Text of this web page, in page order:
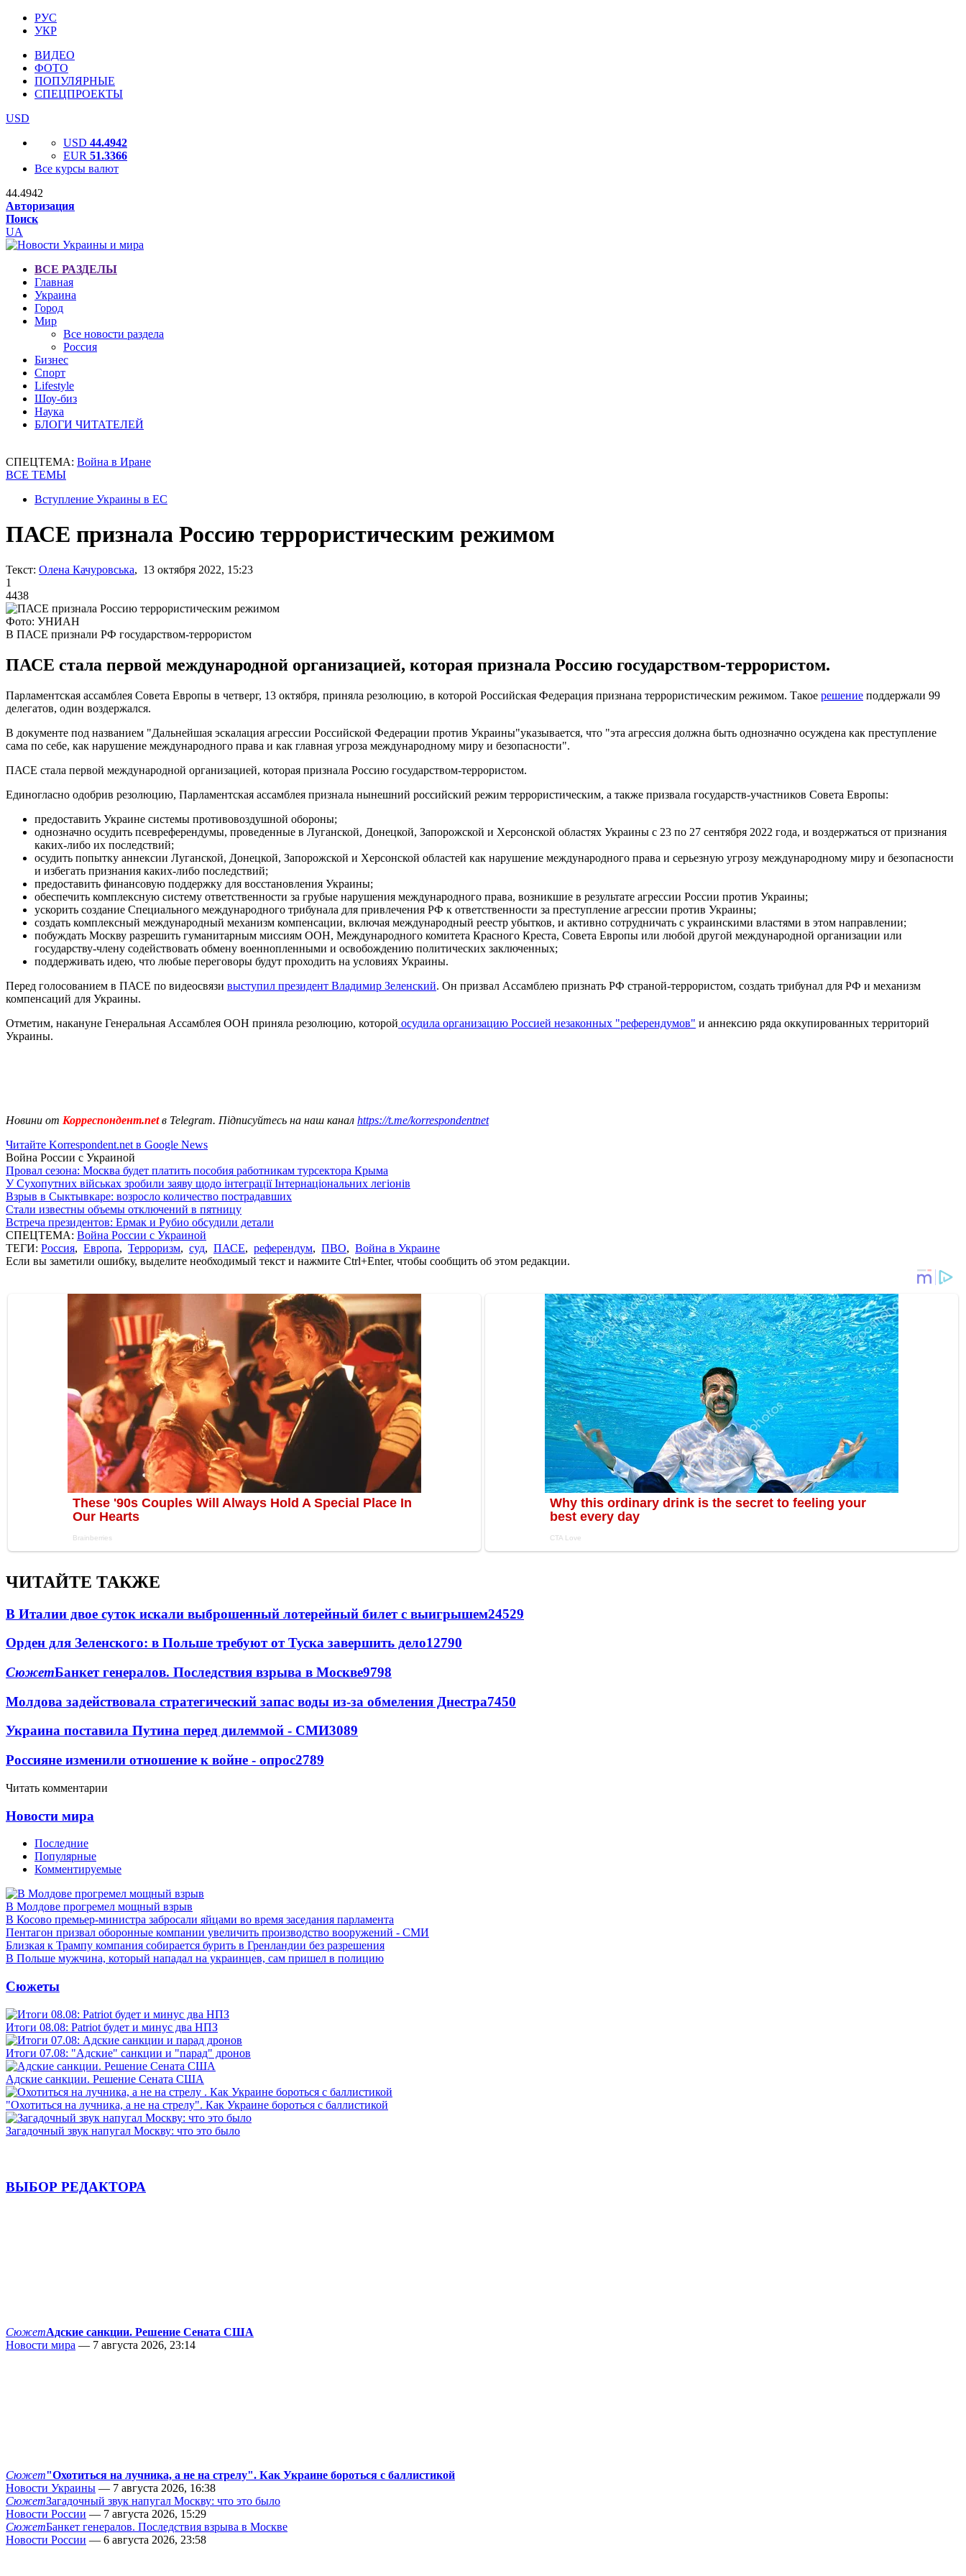
РУС
УКР
ВИДЕО
ФОТО
ПОПУЛЯРНЫЕ
СПЕЦПРОЕКТЫ
USD
USD 44.4942
EUR 51.3366
Все курсы валют
44.4942
Авторизация
Поиск
UA
ВСЕ РАЗДЕЛЫ
Главная
Украина
Город
Мир
Все новости раздела
Россия
Бизнес
Спорт
Lifestyle
Шоу-биз
Наука
БЛОГИ ЧИТАТЕЛЕЙ
СПЕЦТЕМА: Война в Иране
ВСЕ ТЕМЫ
Вступление Украины в ЕС
ПАСЕ признала Россию террористическим режимом
Текст: Олена Качуровська, 13 октября 2022, 15:23
1
4438
Фото: УНИАН
В ПАСЕ признали РФ государством-террористом
ПАСЕ стала первой международной организацией, которая признала Россию государством-террористом.
Парламентская ассамблея Совета Европы в четверг, 13 октября, приняла резолюцию, в которой Российская Федерация признана террористическим режимом. Такое решение поддержали 99
делегатов, один воздержался.
В документе под названием "Дальнейшая эскалация агрессии Российской Федерации против Украины"указывается, что "эта агрессия должна быть однозначно осуждена как преступление
сама по себе, как нарушение международного права и как главная угроза международному миру и безопасности".
ПАСЕ стала первой международной организацией, которая признала Россию государством-террористом.
Единогласно одобрив резолюцию, Парламентская ассамблея признала нынешний российский режим террористическим, а также призвала государств-участников Совета Европы:
предоставить Украине системы противовоздушной обороны;
однозначно осудить псевреферендумы, проведенные в Луганской, Донецкой, Запорожской и Херсонской областях Украины с 23 по 27 сентября 2022 года, и воздержаться от признания
каких-либо их последствий;
осудить попытку аннексии Луганской, Донецкой, Запорожской и Херсонской областей как нарушение международного права и серьезную угрозу международному миру и безопасности
и избегать признания каких-либо последствий;
предоставить финансовую поддержку для восстановления Украины;
обеспечить комплексную систему ответственности за грубые нарушения международного права, возникшие в результате агрессии России против Украины;
ускорить создание Специального международного трибунала для привлечения РФ к ответственности за преступление агрессии против Украины;
создать комплексный международный механизм компенсации, включая международный реестр убытков, и активно сотрудничать с украинскими властями в этом направлении;
побуждать Москву разрешить гуманитарным миссиям ООН, Международного комитета Красного Креста, Совета Европы или любой другой международной организации или
государству-члену содействовать обмену военнопленными и освобождению политических заключенных;
поддерживать идею, что любые переговоры будут проходить на условиях Украины.
Перед голосованием в ПАСЕ по видеосвязи выступил президент Владимир Зеленский. Он призвал Ассамблею признать РФ страной-террористом, создать трибунал для РФ и механизм
компенсаций для Украины.
Отметим, накануне Генеральная Ассамблея ООН приняла резолюцию, которой осудила организацию Россией незаконных "референдумов" и аннексию ряда оккупированных территорий
Украины.
Новини от Корреспондент.netв Telegram. Підписуйтесь на наш канал https://t.me/korrespondentnet
Читайте Korrespondent.net в Google News
Война России с Украиной
Провал сезона: Москва будет платить пособия работникам турсектора Крыма
У Сухопутних військах зробили заяву щодо інтеграції Інтернаціональних легіонів
Взрыв в Сыктывкаре: возросло количество пострадавших
Стали известны объемы отключений в пятницу
Встреча президентов: Ермак и Рубио обсудили детали
СПЕЦТЕМА: Война России с Украиной
ТЕГИ: Россия, Европа, Терроризм, суд, ПАСЕ, референдум, ПВО, Война в Украине
Если вы заметили ошибку, выделите необходимый текст и нажмите Ctrl+Enter, чтобы сообщить об этом редакции.
ЧИТАЙТЕ ТАКЖЕ
В Италии двое суток искали выброшенный лотерейный билет с выигрышем24529
Орден для Зеленского: в Польше требуют от Туска завершить дело12790
СюжетБанкет генералов. Последствия взрыва в Москве9798
Молдова задействовала стратегический запас воды из-за обмеления Днестра7450
Украина поставила Путина перед дилеммой - СМИ3089
Россияне изменили отношение к войне - опрос2789
Читать комментарии
Новости мира
Последние
Популярные
Комментируемые
В Молдове прогремел мощный взрыв
В Косово премьер-министра забросали яйцами во время заседания парламента
Пентагон призвал оборонные компании увеличить производство вооружений - СМИ
Близкая к Трампу компания собирается бурить в Гренландии без разрешения
В Польше мужчина, который нападал на украинцев, сам пришел в полицию
Сюжеты
Итоги 08.08: Patriot будет и минус два НПЗ
Итоги 07.08: "Адские" санкции и "парад" дронов
Адские санкции. Решение Сената США
"Охотиться на лучника, а не на стрелу". Как Украине бороться с баллистикой
Загадочный звук напугал Москву: что это было
ВЫБОР РЕДАКТОРА
СюжетАдские санкции. Решение Сената США
Новости мира — 7 августа 2026, 23:14
Сюжет"Охотиться на лучника, а не на стрелу". Как Украине бороться с баллистикой
Новости Украины — 7 августа 2026, 16:38
СюжетЗагадочный звук напугал Москву: что это было
Новости России — 7 августа 2026, 15:29
СюжетБанкет генералов. Последствия взрыва в Москве
Новости России — 6 августа 2026, 23:58